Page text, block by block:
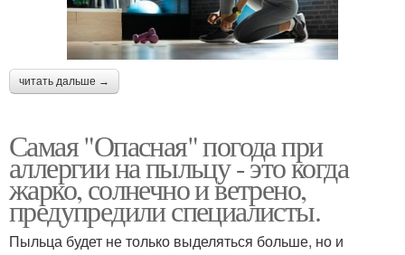
читать дальше →
Самая "Опасная" погода при
аллергии на пыльцу - это когда
жарко, солнечно и ветрено,
предупредили специалисты.
Пыльца будет не только выделяться больше, но и